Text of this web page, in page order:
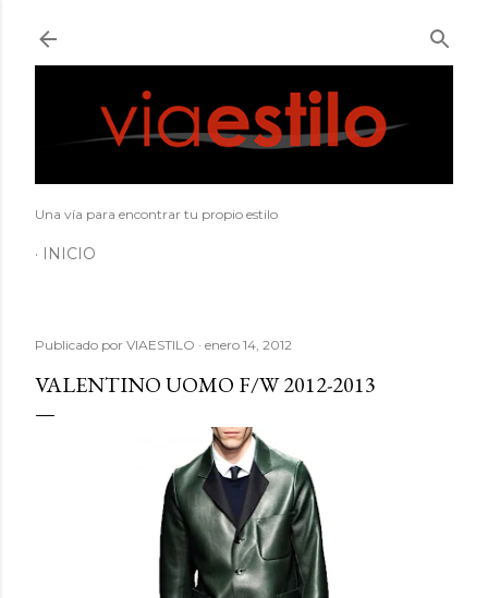
Una vía para encontrar tu propio estilo
INICIO
Publicado por VIAESTILO enero 14, 2012
VALENTINO UOMO F/W 2012-2013